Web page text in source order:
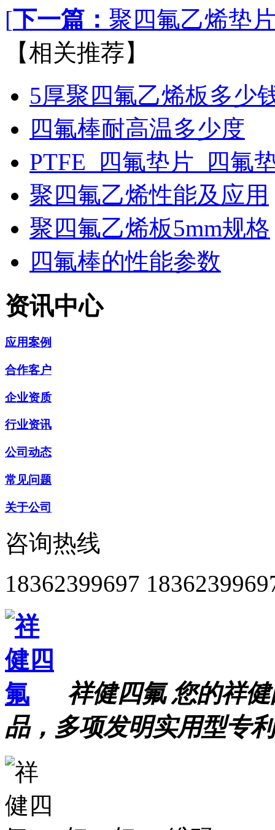
[下一篇： 聚四氟乙烯垫
【相关推荐】
5厚聚四氟乙烯板多少
四氟棒耐高温多少度
PTFE_四氟垫片_四氟
聚四氟乙烯性能及应用
聚四氟乙烯板5mm规格
四氟棒的性能参数
资讯中心
应用案例
合作客户
企业资质
行业资讯
公司动态
常见问题
关于公司
咨询热线
18362399697
祥健四氟 您的祥
品，多项发明实用型专